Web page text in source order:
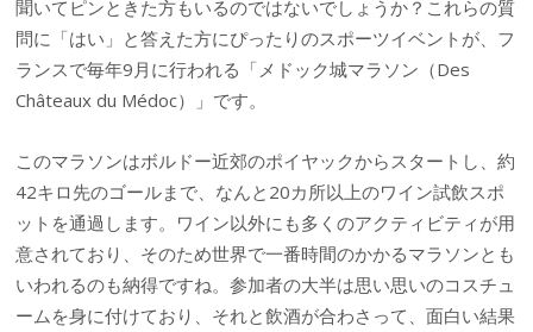
聞いてピンときた方もいるのではないでしょうか？これらの質
問に「はい」と答えた方にぴったりのスポーツイベントが、フ
ランスで毎年9月に行われる「メドック城マラソン（Des
Châteaux du Médoc）」です。
このマラソンはボルドー近郊のポイヤックからスタートし、約
42キロ先のゴールまで、なんと20カ所以上のワイン試飲スポ
ットを通過します。ワイン以外にも多くのアクティビティが用
意されており、そのため世界で一番時間のかかるマラソンとも
いわれるのも納得ですね。参加者の大半は思い思いのコスチュ
ームを身に付けており、それと飲酒が合わさって、面白い結果